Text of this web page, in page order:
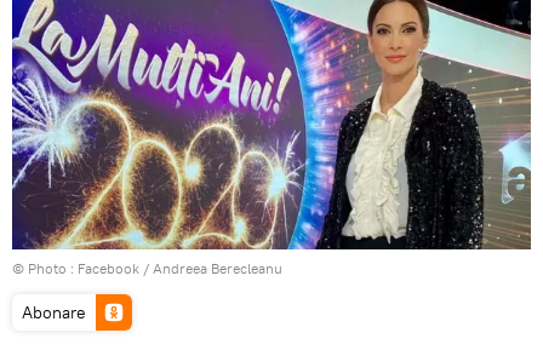
© Photo : Facebook / Andreea Berecleanu
Abonare